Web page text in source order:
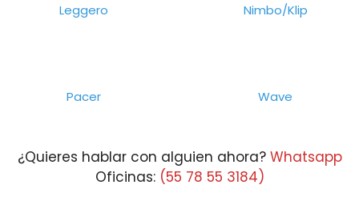
Leggero Nimbo/Klip
Pacer Wave
¿Quieres hablar con alguien ahora? Whatsapp
Oficinas: (55 78 55 3184)